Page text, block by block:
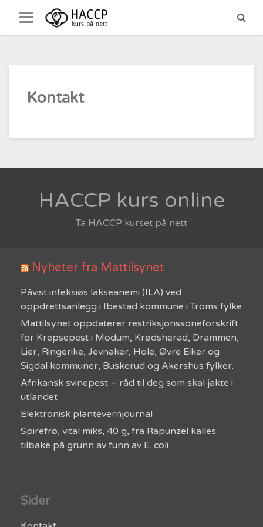
content
Kontakt
HACCP kurs online
Ta HACCP kurset på nett
Nyheter fra Mattilsynet
Påvist infeksiøs lakseanemi (ILA) ved
oppdrettsanlegg i Ibestad kommune i Troms fylke
Mattilsynet oppdaterer restriksjonssoneforskrift
for Krepsepest i Modum, Krødsherad, Drammen,
Lier, Ringerike, Jevnaker, Hole, Øvre Eiker og
Sigdal kommuner, Buskerud og Akershus fylker.
Afrikansk svinepest – råd til deg som skal jakte i
utlandet
Elektronisk plantevernjournal
Spirefrø, vital miks, 40 g, fra Rapunzel kalles
tilbake på grunn av funn av E. coli
Sider